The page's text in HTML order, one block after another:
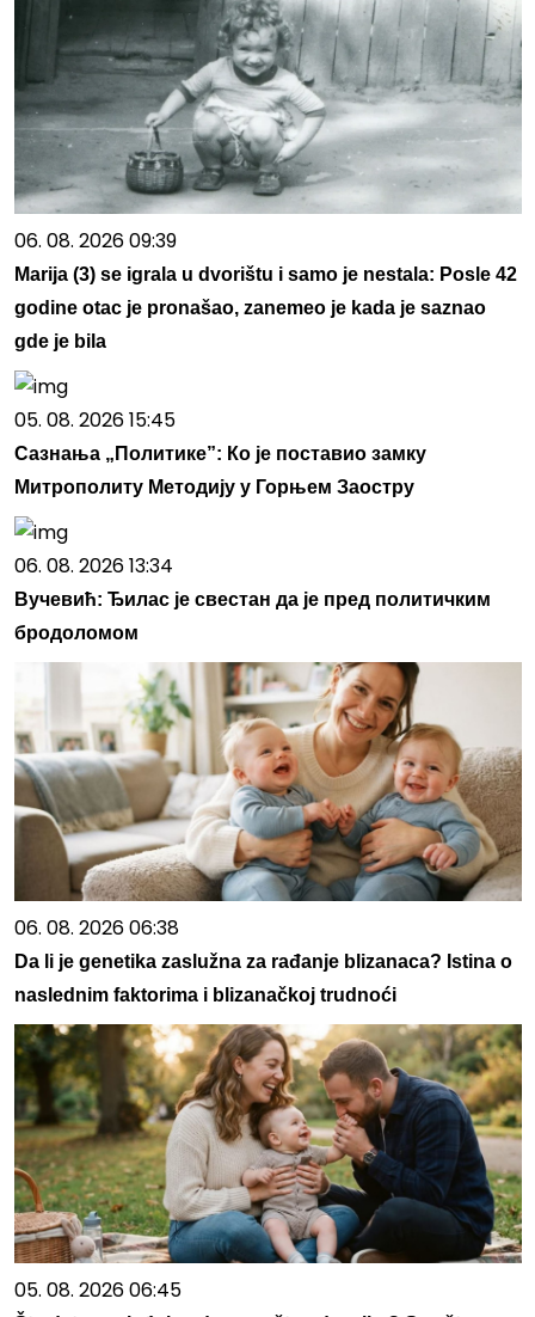
06. 08. 2026 09:39
Marija (3) se igrala u dvorištu i samo je nestala: Posle 42
godine otac je pronašao, zanemeo je kada je saznao
gde je bila
05. 08. 2026 15:45
Сазнања „Политике”: Ко је поставио замку
Митрополиту Методију у Горњем Заостру
06. 08. 2026 13:34
Вучевић: Ђилас је свестан да је пред политичким
бродоломом
06. 08. 2026 06:38
Da li je genetika zaslužna za rađanje blizanaca? Istina o
naslednim faktorima i blizanačkoj trudnoći
05. 08. 2026 06:45